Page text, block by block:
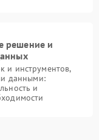
решение и
и инструментов,
данными:
и